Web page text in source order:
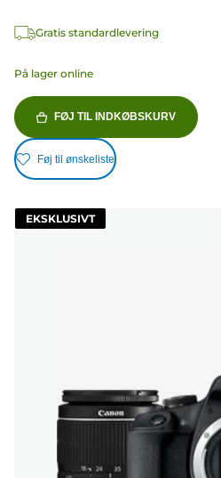
Gratis standardlevering
På lager online
FØJ TIL INDKØBSKURV
Føj til ønskeliste
EKSKLUSIVT